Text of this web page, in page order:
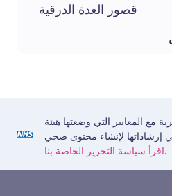
قصور الغدة الدرقية
مع المعايير التي وضعتها هيئة
اقرأ سياسة التحرير الخاصة بنا.